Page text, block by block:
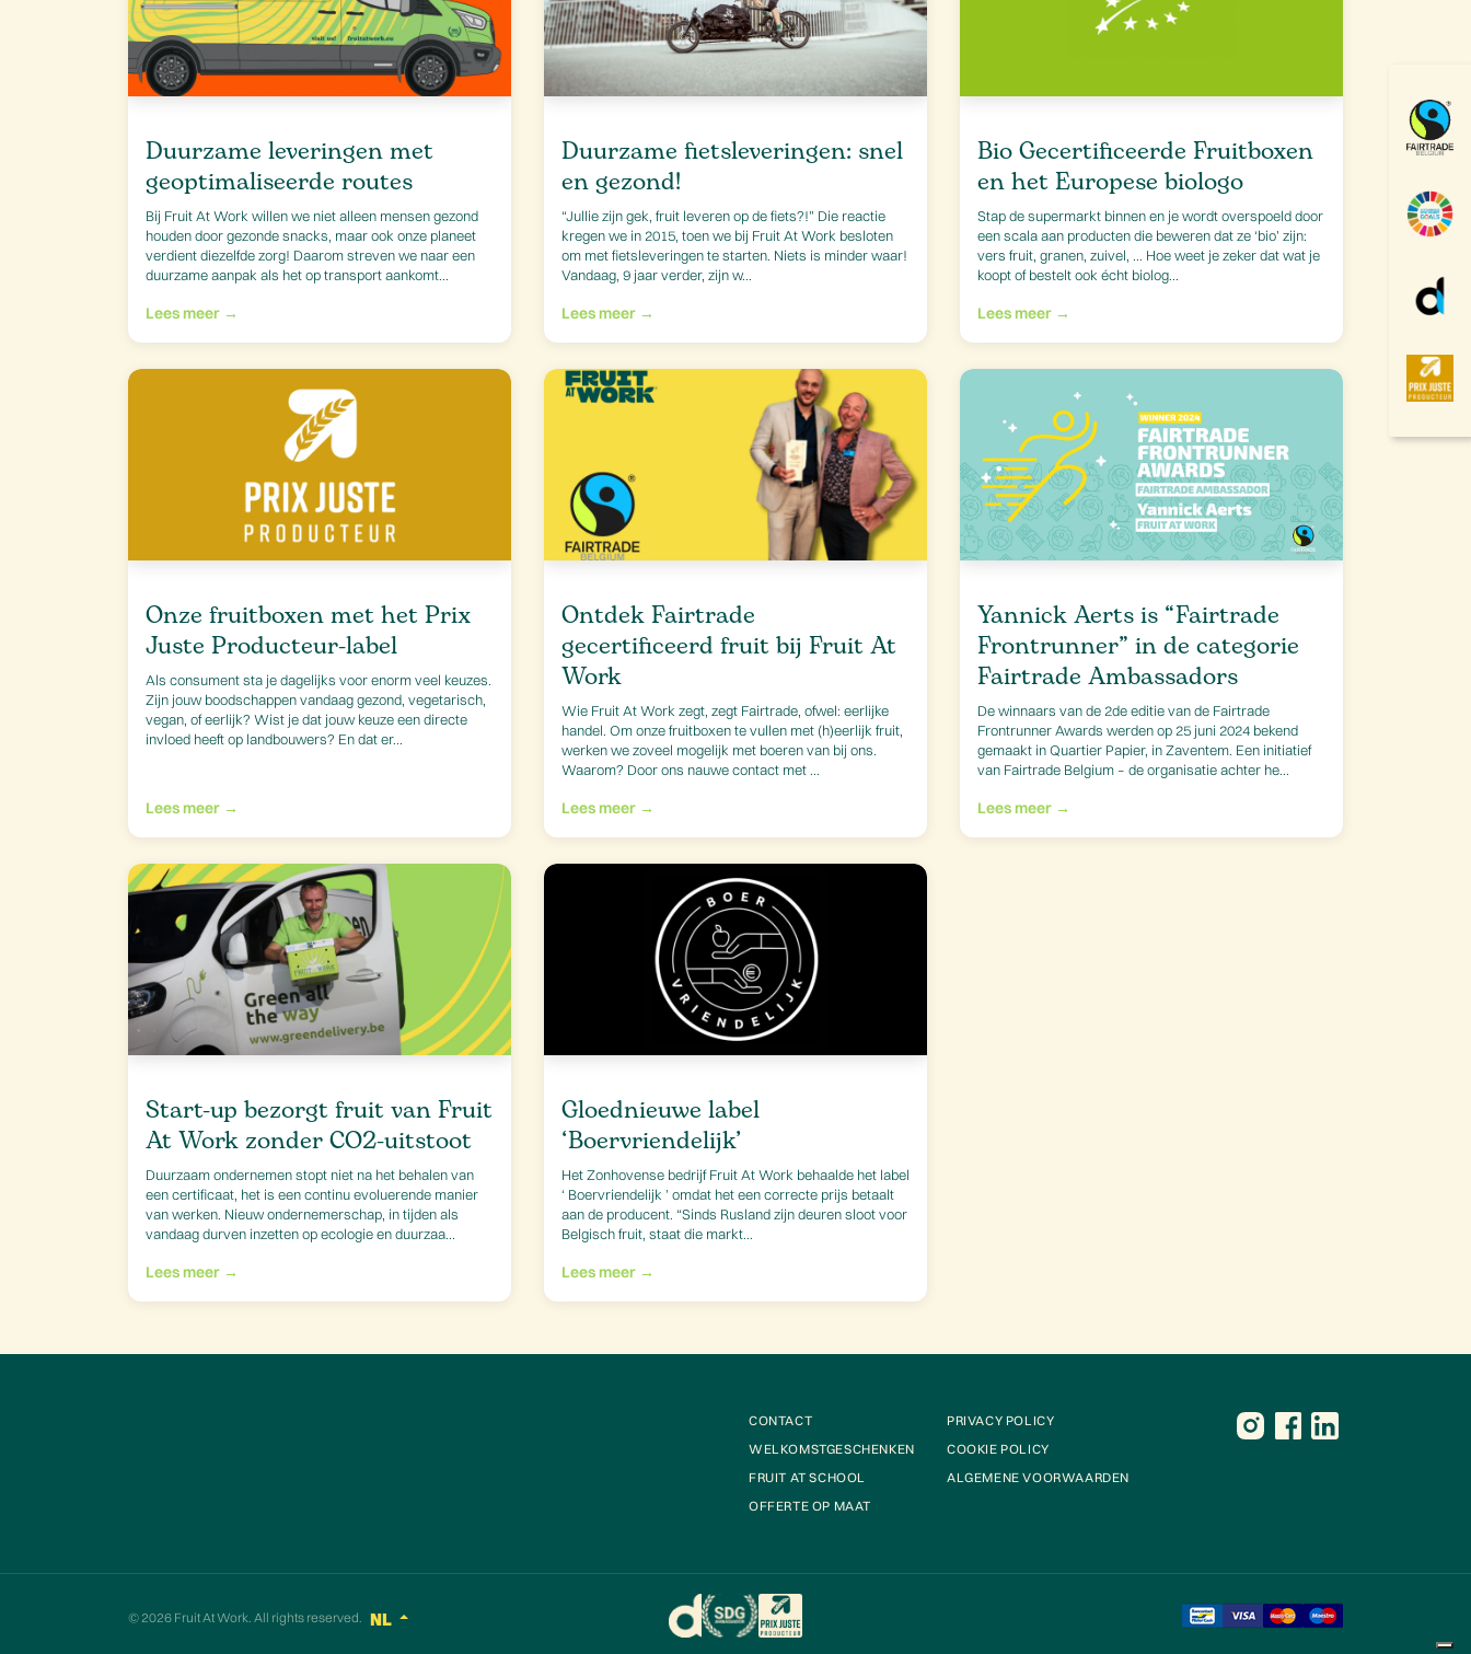
Duurzame leveringen met
geoptimaliseerde routes
Bij Fruit At Work willen we niet alleen mensen gezond
houden door gezonde snacks, maar ook onze planeet
verdient diezelfde zorg! Daarom streven we naar een
duurzame aanpak als het op transport aankomt...
Lees meer →
Duurzame fietsleveringen: snel
en gezond!
“Jullie zijn gek, fruit leveren op de fiets?!” Die reactie
kregen we in 2015, toen we bij Fruit At Work besloten
om met fietsleveringen te starten. Niets is minder waar!
Vandaag, 9 jaar verder, zijn w...
Lees meer →
Bio Gecertificeerde Fruitboxen
en het Europese biologo
Stap de supermarkt binnen en je wordt overspoeld door
een scala aan producten die beweren dat ze ‘bio’ zijn:
vers fruit, granen, zuivel, … Hoe weet je zeker dat wat je
koopt of bestelt ook écht biolog...
Lees meer →
Onze fruitboxen met het Prix
Juste Producteur-label
Als consument sta je dagelijks voor enorm veel keuzes.
Zijn jouw boodschappen vandaag gezond, vegetarisch,
vegan, of eerlijk? Wist je dat jouw keuze een directe
invloed heeft op landbouwers? En dat er...
Lees meer →
Ontdek Fairtrade
gecertificeerd fruit bij Fruit At
Work
Wie Fruit At Work zegt, zegt Fairtrade, ofwel: eerlijke
handel. Om onze fruitboxen te vullen met (h)eerlijk fruit,
werken we zoveel mogelijk met boeren van bij ons.
Waarom? Door ons nauwe contact met ...
Lees meer →
Yannick Aerts is “Fairtrade
Frontrunner” in de categorie
Fairtrade Ambassadors
De winnaars van de 2de editie van de Fairtrade
Frontrunner Awards werden op 25 juni 2024 bekend
gemaakt in Quartier Papier, in Zaventem. Een initiatief
van Fairtrade Belgium – de organisatie achter he...
Lees meer →
Start-up bezorgt fruit van Fruit
At Work zonder CO2-uitstoot
Duurzaam ondernemen stopt niet na het behalen van
een certificaat, het is een continu evoluerende manier
van werken. Nieuw ondernemerschap, in tijden als
vandaag durven inzetten op ecologie en duurzaa...
Lees meer →
Gloednieuwe label
‘Boervriendelijk’
Het Zonhovense bedrijf Fruit At Work behaalde het label
‘ Boervriendelijk ’ omdat het een correcte prijs betaalt
aan de producent. “Sinds Rusland zijn deuren sloot voor
Belgisch fruit, staat die markt...
Lees meer →
CONTACT
WELKOMSTGESCHENKEN
FRUIT AT SCHOOL
OFFERTE OP MAAT
PRIVACY POLICY
COOKIE POLICY
ALGEMENE VOORWAARDEN
© 2026 Fruit At Work . All rights reserved. NL